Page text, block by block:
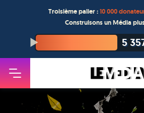
Troisième palier :10 000
Construisons un Média
5